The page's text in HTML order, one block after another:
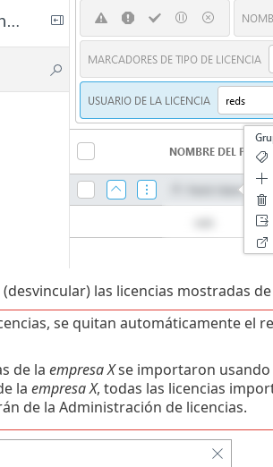
las licencias mostradas
se quitan automáticamente el
de la empresa Xse importaron usando
la empresa X, todas las licencias
de la Administración de licencias.